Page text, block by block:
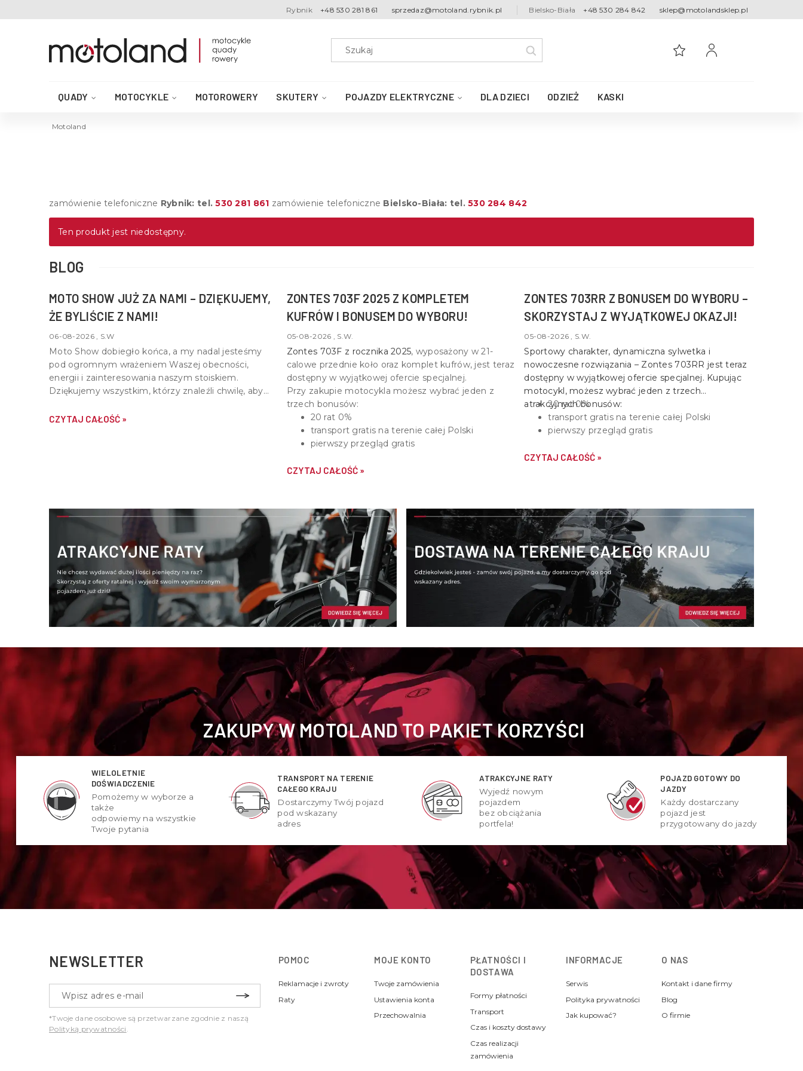
Rybnik +48 530 281 861 sprzedaz@motoland.rybnik.pl Bielsko-Biała +48 530 284 842 sklep@motolandsklep.pl
QUADY MOTOCYKLE MOTOROWERY SKUTERY POJAZDY ELEKTRYCZNE DLA DZIECI ODZIEŻ KASKI
AKCESORIA DO QUADA
Motoland
zamówienie telefoniczne Rybnik: tel.530 281 861 zamówienie telefoniczne Bielsko-Biała: tel.530 284 842
Ten produkt jest niedostępny.
BLOG
MOTO SHOW JUŻ ZA NAMI – DZIĘKUJEMY,
ŻE BYLIŚCIE Z NAMI!
06-08-2026 , S.W
Moto Show dobiegło końca, a my nadal jesteśmy
pod ogromnym wrażeniem Waszej obecności,
energii i zainteresowania naszym stoiskiem.
Dziękujemy wszystkim, którzy znaleźli chwilę, aby
quadach i wspólnej pasji do motoryzacji.
CZYTAJ CAŁOŚĆ »
ZONTES 703F 2025 Z KOMPLETEM
KUFRÓW I BONUSEM DO WYBORU!
05-08-2026 , S.W.
Zontes 703F z rocznika 2025, wyposażony w21-
calowe przednie koło oraz komplet kufrów, jest teraz
dostępny w wyjątkowej ofercie specjalnej.
Przy zakupie motocykla możesz wybrać jeden z
trzech bonusów:
20 rat 0%
transport gratis na terenie całej Polski
pierwszy przegląd gratis
CZYTAJ CAŁOŚĆ »
ZONTES 703RR Z BONUSEM DO WYBORU –
SKORZYSTAJ Z WYJĄTKOWEJ OKAZJI!
05-08-2026 , S.W.
Sportowy charakter, dynamiczna sylwetka i
nowoczesne rozwiązania – Zontes 703RR jest teraz
dostępny w wyjątkowej ofercie specjalnej. Kupując
motocykl, możesz wybrać jeden z trzech
atrakcyjnych bonusów:
20 rat 0%
transport gratis na terenie całej Polski
pierwszy przegląd gratis
CZYTAJ CAŁOŚĆ »
ZAKUPY W MOTOLAND TO PAKIET KORZYŚCI
WIELOLETNIE
DOŚWIADCZENIE
Pomożemy w wyborze a
także
odpowiemy na wszystkie
Twoje pytania
TRANSPORT NA TERENIE
CAŁEGO KRAJU
Dostarczymy Twój pojazd
pod wskazany
adres
ATRAKCYJNE RATY
Wyjedź nowym
pojazdem
bez obciążania
portfela!
POJAZD GOTOWY DO
JAZDY
Każdy dostarczany
pojazd jest
przygotowany do jazdy
NEWSLETTER
*Twoje dane osobowe są przetwarzane zgodnie z naszą
Polityką prywatności .
POMOC
Reklamacje i zwroty
Raty
MOJE KONTO
Twoje zamówienia
Ustawienia konta
Przechowalnia
PŁATNOŚCI I
DOSTAWA
Formy płatności
Transport
Czas i koszty dostawy
Czas realizacji
zamówienia
INFORMACJE
Serwis
Polityka prywatności
Jak kupować?
O NAS
Kontakt i dane firmy
Blog
O firmie